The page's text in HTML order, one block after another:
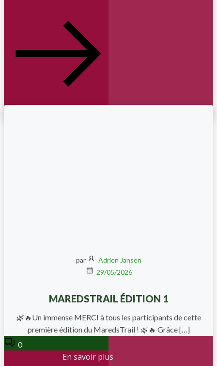
par
Adrien Jansen
29/05/2026
MAREDSTRAIL ÉDITION 1
🌿🔥Un immense MERCI à tous les participants de cette
première édition du MaredsTrail ! 🌿🔥 Grâce […]
0
En savoir plus